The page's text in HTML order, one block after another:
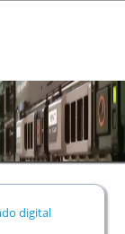
digital